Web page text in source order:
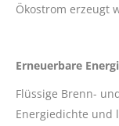
Ökostrom erzeugt
Erneuerbare
Flüssige Brenn-
Energiedichte und